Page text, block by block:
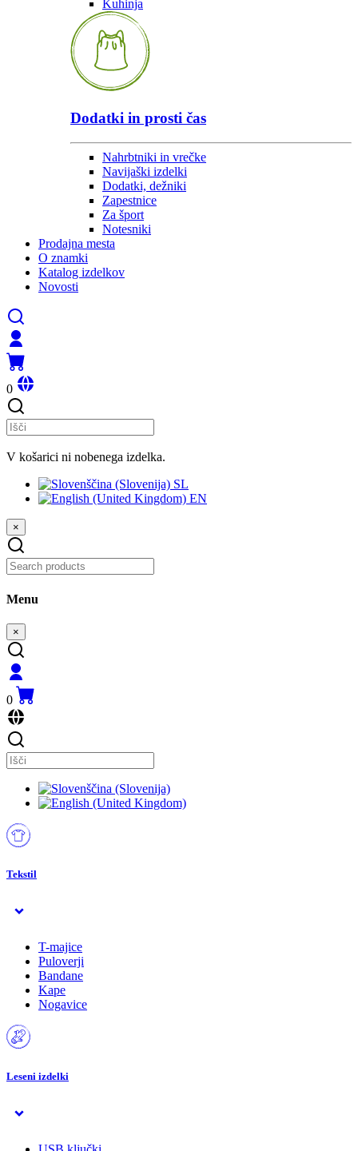
Kuhinja
Dodatki in prosti čas
Nahrbtniki in vrečke
Navijaški izdelki
Dodatki, dežniki
Zapestnice
Za šport
Notesniki
Prodajna mesta
O znamki
Katalog izdelkov
Novosti
0
V košarici ni nobenega izdelka.
SL
EN
×
Menu
×
0
Tekstil
T-majice
Puloverji
Bandane
Kape
Nogavice
Leseni izdelki